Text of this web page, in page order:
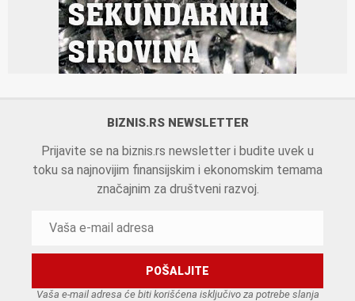
BIZNIS.RS NEWSLETTER
Prijavite se na biznis.rs newsletter i budite uvek u
toku sa najnovijim finansijskim i ekonomskim temama
značajnim za društveni razvoj.
Vaša e-mail adresa će biti korišćena isključivo za potrebe slanja